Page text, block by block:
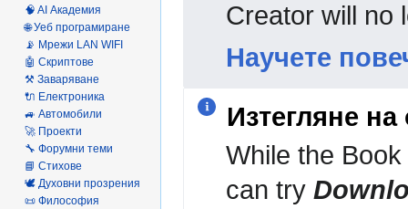
Creator will no
Научете
Изтегляне
While the
can try
🧠 AI Академия
🌐 Уеб програмиране
📡 Мрежи LAN WIFI
🤖 Скриптове
⚒️ Заваряване
🔌 Електроника
🚙 Автомобили
🚀 Проекти
🔧 Форумни теми
📘 Стихове
🕊️ Духовни прозрения
📜 Философия